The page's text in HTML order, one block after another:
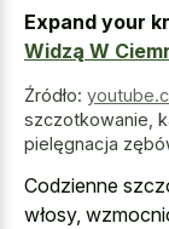
Expand your
Widzą W
Źródło:
szczotkowanie,
pielęgnacja
Codzienne
włosy,